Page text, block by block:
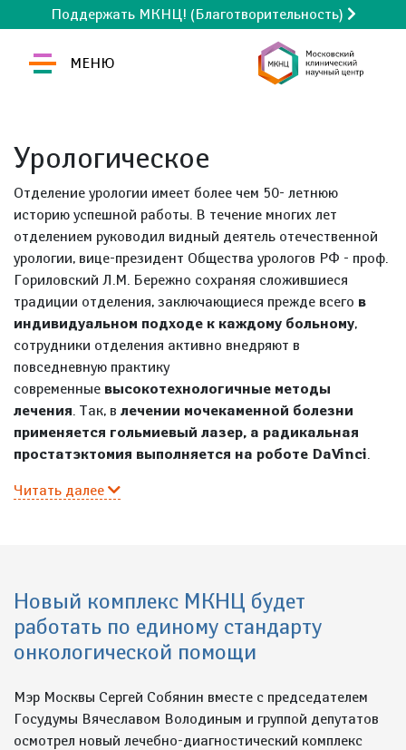
Поддержать МКНЦ! (Благотворительность)
МЕНЮ
Урологическое
Отделение урологии имеет более чем 50- летнюю
историю успешной работы. В течение многих лет
отделением руководил видный деятель отечественной
урологии, вице-президент Общества урологов РФ - проф.
Гориловский Л.М. Бережно сохраняя сложившиеся
традиции отделения, заключающиеся прежде всего в
индивидуальном подходе к каждому больному,
сотрудники отделения активно внедряют в
повседневную практику
современные высокотехнологичные методы
лечения. Так, в лечении мочекаменной болезни
применяется гольмиевый лазер, а радикальная
простатэктомия выполняется на роботе DaVinci.
Читать далее
Новый комплекс МКНЦ будет
работать по единому стандарту
онкологической помощи
Мэр Москвы Сергей Собянин вместе с председателем
Госудумы Вячеславом Володиным и группой депутатов
осмотрел новый лечебно-диагностический комплекс